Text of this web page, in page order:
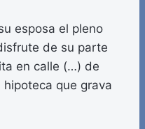
esposa el pleno
de su parte
en calle (…) de
que grava